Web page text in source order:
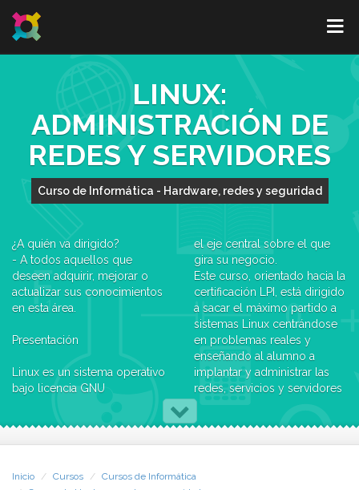
LINUX:
ADMINISTRACIÓN DE
REDES Y SERVIDORES
Curso de Informática - Hardware, redes y seguridad
¿A quién va dirigido?
- A todos aquellos que
deseen adquirir, mejorar o
actualizar sus conocimientos
en esta área.
Presentación
Linux es un sistema operativo
bajo licencia GNU
(GNU/Linux) con gran
relevancia en el entorno
el eje central sobre el que
gira su negocio.
Este curso, orientado hacia la
certificación LPI, está dirigido
a sacar el máximo partido a
sistemas Linux centrándose
en problemas reales y
enseñando al alumno a
implantar y administrar las
redes, servicios y servidores
que constituirán la base de
cualquier empresa.
Inicio Cursos
Cursos de Informática